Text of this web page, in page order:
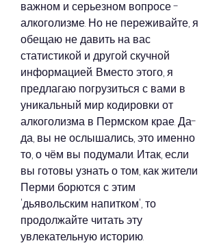
важном и серьезном вопросе -
алкоголизме. Но не переживайте, я
обещаю не давить на вас
статистикой и другой скучной
информацией. Вместо этого, я
предлагаю погрузиться с вами в
уникальный мир кодировки от
алкоголизма в Пермском крае. Да-
да, вы не ослышались, это именно
то, о чём вы подумали. Итак, если
вы готовы узнать о том, как жители
Перми борются с этим
'дьявольским напитком', то
продолжайте читать эту
увлекательную историю.